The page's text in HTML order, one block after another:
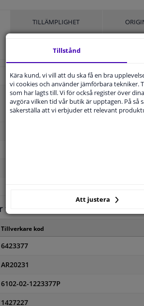
TILLÄMPLIGHET
andra tillverkare
Tillverkare kod
6423377
AR20231
6102-02-1223377P
1427227
Tillstånd
Kära kund, vi vill att du ska få en bra
vi cookies och använder jämförbara
som har lagts till. Vi för också register över
avgöra vilken tid vår butik är upptagen. På så
säkerställa att vi erbjuder ett relevant
Att justera